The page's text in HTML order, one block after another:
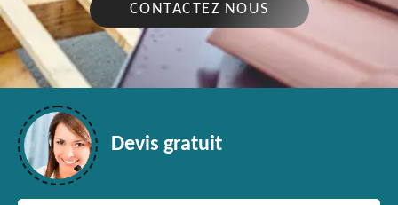
CONTACTEZ NOUS
Devis gratuit